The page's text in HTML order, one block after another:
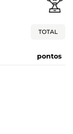
TOTAL
pontos